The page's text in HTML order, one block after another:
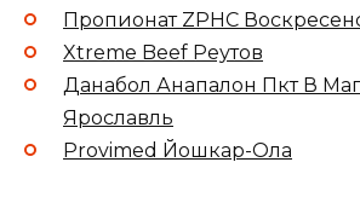
Пропионат ZPHC
Xtreme Beef Реутов
Данабол Анапалон Пкт В
Ярославль
Provimed Йошкар-Ола